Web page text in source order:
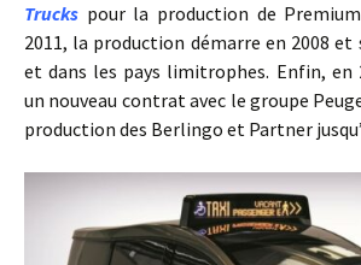
Trucks pour la production de
2011, la production démarre en 2008 et
et dans les pays limitrophes. Enfin, en
un nouveau contrat avec le groupe
production des Berlingo et Partner